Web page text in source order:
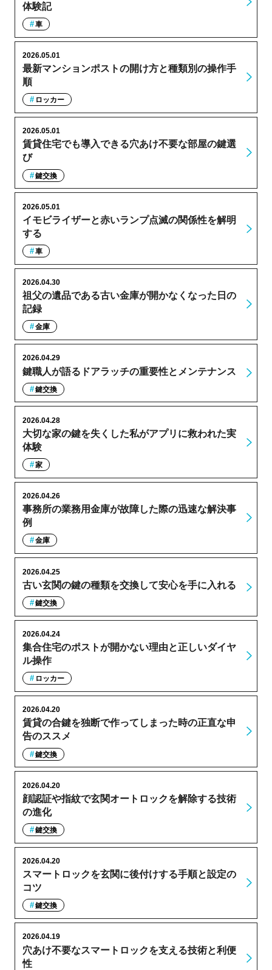
体験記
車
最新マンションポストの開け方と種類別の操作手
順
2026.05.01
ロッカー
賃貸住宅でも導入できる穴あけ不要な部屋の鍵選
び
2026.05.01
鍵交換
イモビライザーと赤いランプ点滅の関係性を解明
する
2026.05.01
車
祖父の遺品である古い金庫が開かなくなった日の
記録
2026.04.30
金庫
鍵職人が語るドアラッチの重要性とメンテナンス
2026.04.29
鍵交換
大切な家の鍵を失くした私がアプリに救われた実
体験
2026.04.28
家
事務所の業務用金庫が故障した際の迅速な解決事
例
2026.04.26
金庫
古い玄関の鍵の種類を交換して安心を手に入れる
2026.04.25
鍵交換
集合住宅のポストが開かない理由と正しいダイヤ
ル操作
2026.04.24
ロッカー
賃貸の合鍵を独断で作ってしまった時の正直な申
告のススメ
2026.04.20
鍵交換
顔認証や指紋で玄関オートロックを解除する技術
の進化
2026.04.20
鍵交換
スマートロックを玄関に後付けする手順と設定の
コツ
2026.04.20
鍵交換
穴あけ不要なスマートロックを支える技術と利便
性
2026.04.19